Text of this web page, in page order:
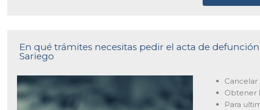
En qué trámites necesitas pedir el acta de
Sariego
Obtener
Para